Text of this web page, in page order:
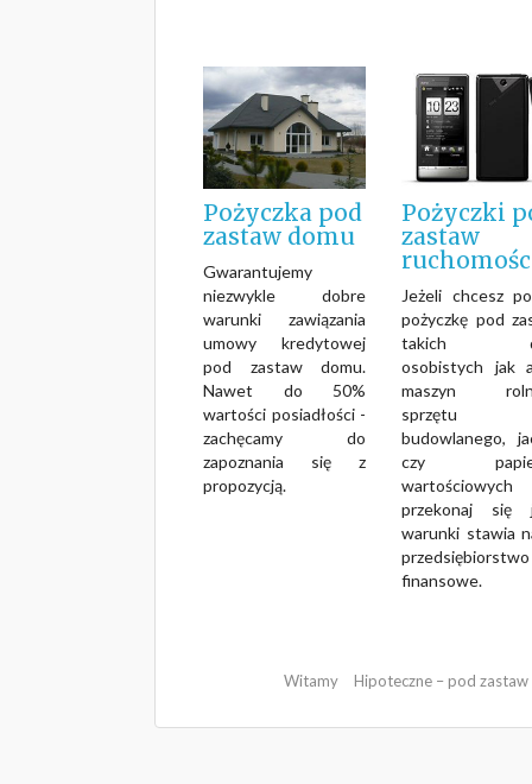
Pożyczka pod
zastaw domu
Gwarantujemy
niezwykle dobre
warunki zawiązania
umowy kredytowej
pod zastaw domu.
Nawet do 50%
wartości posiadłości -
zachęcamy do
zapoznania się z
propozycją.
Pożyczki
zastaw
Jeżeli chcesz
pożyczkę pod
takich
osobistych jak
maszyn
sprzętu
budowlanego,
czy
przekonaj się
warunki stawia
przedsiębiorstwo
finansowe.
Witamy Hipoteczne – pod zastaw